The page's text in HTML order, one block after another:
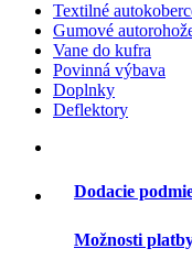
Textilné
Gumové
Vane do kufra
Povinná výbava
Doplnky
Deflektory
Dodacie
Možnosti